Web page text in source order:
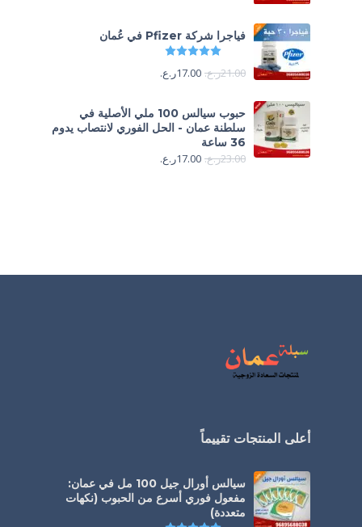
فياجرا شركة Pfizer في عُمان
21.00ر.ع. 17.00ر.ع.
حبوب سيالس 100 ملي الأصلية في
سلطنة عمان - الحل الفوري لانتصاب يدوم
36 ساعة
23.00ر.ع. 17.00ر.ع.
أعلى المنتجات تقييماً
سيالس أورال جيل 100 مل في عمان:
مفعول فوري أسرع من الحبوب (نكهات
متعددة)